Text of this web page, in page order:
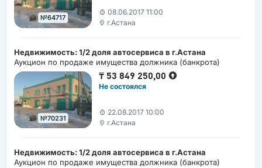
№64717
08.06.2017 11:00
г.Астана
Недвижимость: 1/2 доля автосервиса в г.Астана
Аукцион по продаже имущества должника (банкрота)
№70231
₸ 53 849 250,00
Не состоялся
22.08.2017 10:00
г.Астана
Недвижимость: 1/2 доля автосервиса в г.Астана
Аукцион по продаже имущества должника (банкрота)